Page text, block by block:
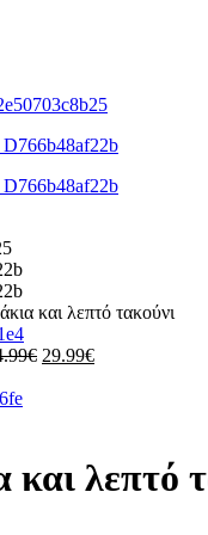
και λεπτό τακούνι
€ Original
29.99€Η
λεπτό